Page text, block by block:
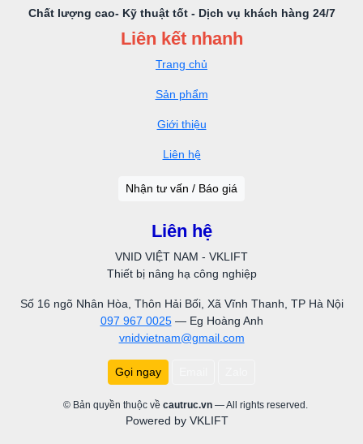
Chất lượng cao- Kỹ thuật tốt - Dịch vụ khách hàng 24/7
Liên kết nhanh
Trang chủ
Sản phẩm
Giới thiệu
Liên hệ
Nhận tư vấn / Báo giá
Liên hệ
VNID VIỆT NAM - VKLIFT
Thiết bị nâng hạ công nghiệp
Số 16 ngõ Nhân Hòa, Thôn Hải Bối, Xã Vĩnh Thanh, TP Hà Nội
097 967 0025— Eg Hoàng Anh
vnidvietnam@gmail.com
Gọi ngay
© Bản quyền thuộc về cautruc.vn— All rights reserved.
Powered by VKLIFT